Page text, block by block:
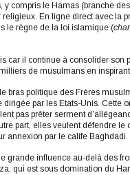
y compris le Hamas (branche
En ligne direct avec la
le règne de la loi islamique (
car il continue à consolider
de musulmans en
bras politique des Frères
par les Etats-Unis. Cette
pas prêter serment
part, elles veulent défendre
annexion par le calife Baghdadi.
grande influence au-delà des
qui est sous domination du